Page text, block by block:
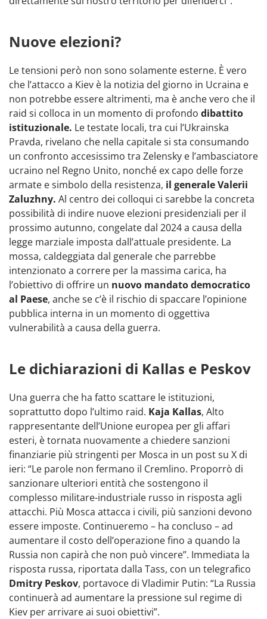
Nuove elezioni?
Le tensioni però non sono solamente esterne. È vero
che l’attacco a Kiev è la notizia del giorno in Ucraina e
non potrebbe essere altrimenti, ma è anche vero che il
raid si colloca in un momento di profondo dibattito
istituzionale. Le testate locali, tra cui l’Ukrainska
Pravda, rivelano che nella capitale si sta consumando
un confronto accesissimo tra Zelensky e l’ambasciatore
ucraino nel Regno Unito, nonché ex capo delle forze
armate e simbolo della resistenza, il generale Valerii
Zaluzhny. Al centro dei colloqui ci sarebbe la concreta
possibilità di indire nuove elezioni presidenziali per il
prossimo autunno, congelate dal 2024 a causa della
legge marziale imposta dall’attuale presidente. La
mossa, caldeggiata dal generale che parrebbe
intenzionato a correre per la massima carica, ha
l’obiettivo di offrire un nuovo mandato democratico
al Paese, anche se c’è il rischio di spaccare l’opinione
pubblica interna in un momento di oggettiva
vulnerabilità a causa della guerra.
Le dichiarazioni di Kallas e Peskov
Una guerra che ha fatto scattare le istituzioni,
soprattutto dopo l’ultimo raid. Kaja Kallas, Alto
rappresentante dell’Unione europea per gli affari
esteri, è tornata nuovamente a chiedere sanzioni
finanziarie più stringenti per Mosca in un post su X di
ieri: “Le parole non fermano il Cremlino. Proporrò di
sanzionare ulteriori entità che sostengono il
complesso militare-industriale russo in risposta agli
attacchi. Più Mosca attacca i civili, più sanzioni devono
essere imposte. Continueremo – ha concluso – ad
aumentare il costo dell’operazione fino a quando la
Russia non capirà che non può vincere”. Immediata la
risposta russa, riportata dalla Tass, con un telegrafico
Dmitry Peskov, portavoce di Vladimir Putin: “La Russia
continuerà ad aumentare la pressione sul regime di
Kiev per arrivare ai suoi obiettivi”.